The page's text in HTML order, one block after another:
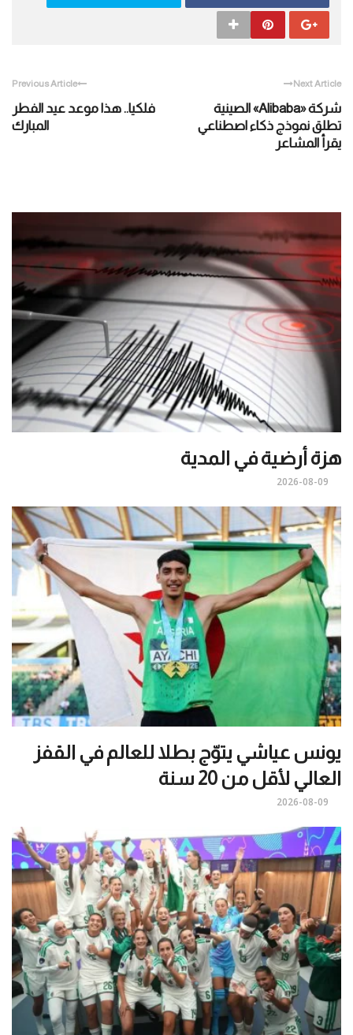
Previous Article
فلكيا.. هذا موعد عيد الفطر
المبارك
Next Article
شركة «Alibaba» الصينية
تطلق نموذج ذكاء اصطناعي
يقرأ المشاعر
هزة أرضية في المدية
2026-08-09
يونس عياشي يتوّج بطلا للعالم في القفز
العالي لأقل من 20 سنة
2026-08-09